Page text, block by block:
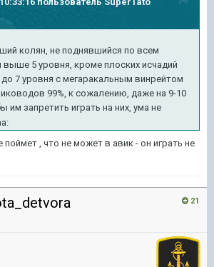
колян, не поднявшийся по всем
выше 5 уровня, кроме плоских исчадий
до 7 уровня с мегаракальным винрейтом
99%, к сожалению, даже на 9-10
им запретить играть на них, ума не
, что не может в авик - он играть не
21